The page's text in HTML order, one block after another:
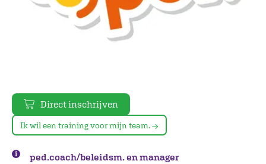
Direct inschrijven
Ik wil een training voor mijn team.
ped.coach/beleidsm. en manager